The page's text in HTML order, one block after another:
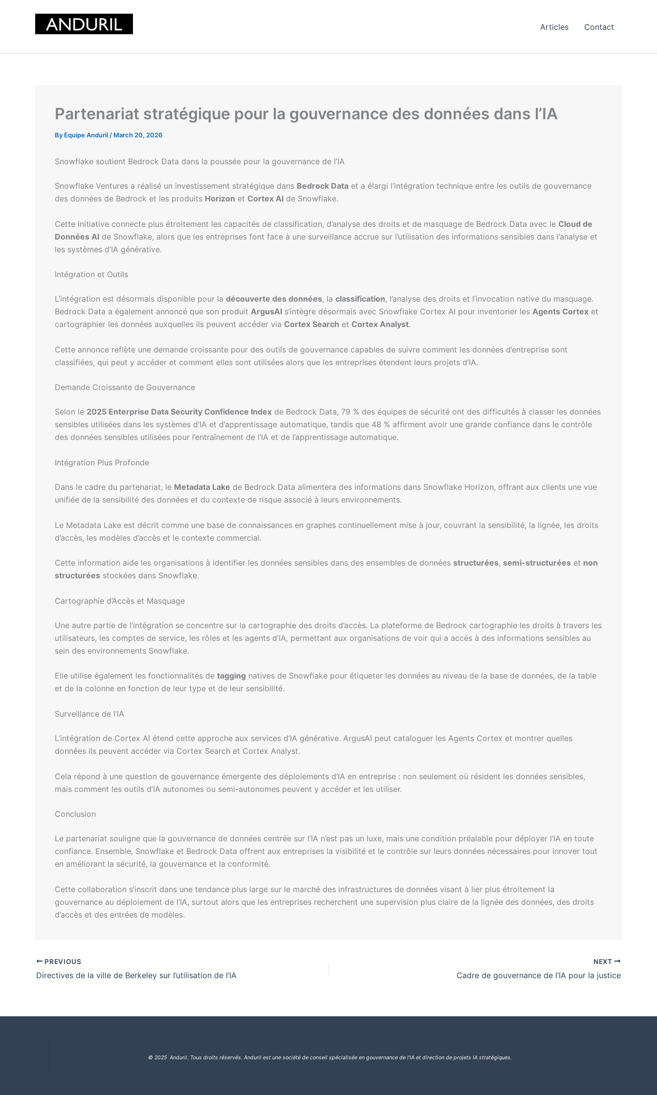
Articles Contact
Partenariat stratégique pour la gouvernance des données dans l’IA
By Equipe Anduril / March 20, 2026
Snowflake soutient Bedrock Data dans la poussée pour la gouvernance de l’IA
Snowflake Ventures a réalisé un investissement stratégique dans Bedrock Data et a élargi l’intégration technique entre les outils de gouvernance
des données de Bedrock et les produits Horizon et Cortex AI de Snowflake.
Cette initiative connecte plus étroitement les capacités de classification, d’analyse des droits et de masquage de Bedrock Data avec le Cloud de
Données AI de Snowflake, alors que les entreprises font face à une surveillance accrue sur l’utilisation des informations sensibles dans l’analyse et
les systèmes d’IA générative.
Intégration et Outils
L’intégration est désormais disponible pour la découverte des données, la classification, l’analyse des droits et l’invocation native du masquage.
Bedrock Data a également annoncé que son produit ArgusAI s’intègre désormais avec Snowflake Cortex AI pour inventorier les Agents Cortex et
cartographier les données auxquelles ils peuvent accéder via Cortex Search et Cortex Analyst.
Cette annonce reflète une demande croissante pour des outils de gouvernance capables de suivre comment les données d’entreprise sont
classifiées, qui peut y accéder et comment elles sont utilisées alors que les entreprises étendent leurs projets d’IA.
Demande Croissante de Gouvernance
Selon le 2025 Enterprise Data Security Confidence Index de Bedrock Data, 79 % des équipes de sécurité ont des difficultés à classer les données
sensibles utilisées dans les systèmes d’IA et d’apprentissage automatique, tandis que 48 % affirment avoir une grande confiance dans le contrôle
des données sensibles utilisées pour l’entraînement de l’IA et de l’apprentissage automatique.
Intégration Plus Profonde
Dans le cadre du partenariat, le Metadata Lake de Bedrock Data alimentera des informations dans Snowflake Horizon, offrant aux clients une vue
unifiée de la sensibilité des données et du contexte de risque associé à leurs environnements.
Le Metadata Lake est décrit comme une base de connaissances en graphes continuellement mise à jour, couvrant la sensibilité, la lignée, les droits
d’accès, les modèles d’accès et le contexte commercial.
Cette information aide les organisations à identifier les données sensibles dans des ensembles de données structurées, semi-structurées et non
structurées stockées dans Snowflake.
Cartographie d’Accès et Masquage
Une autre partie de l’intégration se concentre sur la cartographie des droits d’accès. La plateforme de Bedrock cartographie les droits à travers les
utilisateurs, les comptes de service, les rôles et les agents d’IA, permettant aux organisations de voir qui a accès à des informations sensibles au
sein des environnements Snowflake.
Elle utilise également les fonctionnalités de tagging natives de Snowflake pour étiqueter les données au niveau de la base de données, de la table
et de la colonne en fonction de leur type et de leur sensibilité.
Surveillance de l’IA
L’intégration de Cortex AI étend cette approche aux services d’IA générative. ArgusAI peut cataloguer les Agents Cortex et montrer quelles
données ils peuvent accéder via Cortex Search et Cortex Analyst.
Cela répond à une question de gouvernance émergente des déploiements d’IA en entreprise : non seulement où résident les données sensibles,
mais comment les outils d’IA autonomes ou semi-autonomes peuvent y accéder et les utiliser.
Conclusion
Le partenariat souligne que la gouvernance de données centrée sur l’IA n’est pas un luxe, mais une condition préalable pour déployer l’IA en toute
confiance. Ensemble, Snowflake et Bedrock Data offrent aux entreprises la visibilité et le contrôle sur leurs données nécessaires pour innover tout
en améliorant la sécurité, la gouvernance et la conformité.
Cette collaboration s’inscrit dans une tendance plus large sur le marché des infrastructures de données visant à lier plus étroitement la
gouvernance au déploiement de l’IA, surtout alors que les entreprises recherchent une supervision plus claire de la lignée des données, des droits
d’accès et des entrées de modèles.
PREVIOUS
Directives de la ville de Berkeley sur l’utilisation de l’IA
NEXT
Cadre de gouvernance de l’IA pour la justice
© 2025 Anduril. Tous droits réservés. Anduril est une société de conseil spécialisée en gouvernance de l’IA et direction de projets IA stratégiques.